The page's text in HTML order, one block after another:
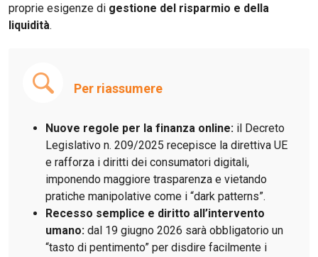
proprie esigenze di gestione del risparmio e della
liquidità.
Per riassumere
Nuove regole per la finanza online: il Decreto
Legislativo n. 209/2025 recepisce la direttiva UE
e rafforza i diritti dei consumatori digitali,
imponendo maggiore trasparenza e vietando
pratiche manipolative come i “dark patterns”.
Recesso semplice e diritto all’intervento
umano: dal 19 giugno 2026 sarà obbligatorio un
“tasto di pentimento” per disdire facilmente i